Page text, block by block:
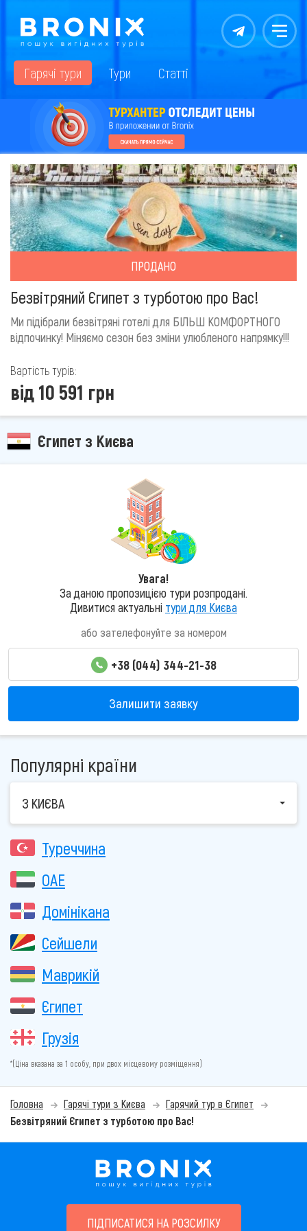
Контакты Меню
Гарячі тури Тури Статті
ПРОДАНО
Безвітряний Єгипет з турботою про Вас!
Ми підібрали безвітряні готелі для БІЛЬШ КОМФОРТНОГО
відпочинку! Міняємо сезон без зміни улюбленого напрямку!!!
Вартість турів:
від 10 591 грн
Єгипет з Києва
Увага!
За даною пропозицією тури розпродані.
Дивитися актуальні тури для Києва
або зателефонуйте за номером
+38 (044) 344-21-38
Залишити заявку
Популярні країни
З КИЄВА
Туреччина
ОАЕ
Домінікана
Сейшели
Маврикій
Єгипет
Грузія
*(Ціна вказана за 1 особу, при двох місцевому розміщення)
Головна Гарячі тури з Києва
Гарячий тур в Єгипет
Безвітряний Єгипет з турботою про Вас!
ПІДПИСАТИСЯ НА РОЗСИЛКУ